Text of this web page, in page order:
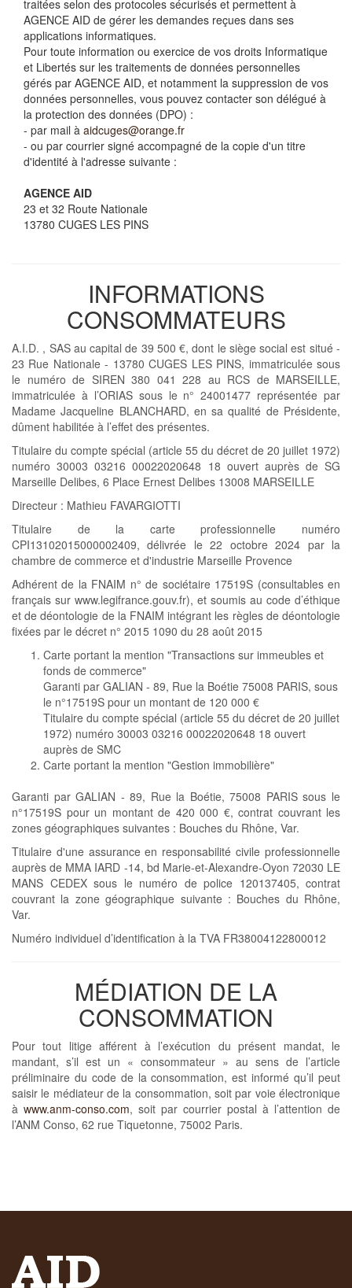
traitées selon des protocoles sécurisés et permettent à
AGENCE AID de gérer les demandes reçues dans ses
applications informatiques.
Pour toute information ou exercice de vos droits Informatique
et Libertés sur les traitements de données personnelles
gérés par AGENCE AID, et notamment la suppression de vos
données personnelles, vous pouvez contacter son délégué à
la protection des données (DPO) :
- par mail à aidcuges@orange.fr
- ou par courrier signé accompagné de la copie d'un titre
d'identité à l'adresse suivante :
AGENCE AID
23 et 32 Route Nationale
13780 CUGES LES PINS
INFORMATIONS
CONSOMMATEURS
A.I.D. , SAS au capital de 39 500 €, dont le siège social est situé -
23 Rue Nationale - 13780 CUGES LES PINS, immatriculée sous
le numéro de SIREN 380 041 228 au RCS de MARSEILLE,
immatriculée à l’ORIAS sous le n° 24001477 représentée par
Madame Jacqueline BLANCHARD, en sa qualité de Présidente,
dûment habilitée à l’effet des présentes.
Titulaire du compte spécial (article 55 du décret de 20 juillet 1972)
numéro 30003 03216 00022020648 18 ouvert auprès de SG
Marseille Delibes, 6 Place Ernest Delibes 13008 MARSEILLE
Directeur : Mathieu FAVARGIOTTI
Titulaire de la carte professionnelle numéro
CPI13102015000002409, délivrée le 22 octobre 2024 par la
chambre de commerce et d'industrie Marseille Provence
Adhérent de la FNAIM n° de sociétaire 17519S (consultables en
français sur www.legifrance.gouv.fr), et soumis au code d’éthique
et de déontologie de la FNAIM intégrant les règles de déontologie
fixées par le décret n° 2015 1090 du 28 août 2015
Carte portant la mention "Transactions sur immeubles et
fonds de commerce"
Garanti par GALIAN - 89, Rue la Boétie 75008 PARIS, sous
le n°17519S pour un montant de 120 000 €
Titulaire du compte spécial (article 55 du décret de 20 juillet
1972) numéro 30003 03216 00022020648 18 ouvert
auprès de SMC
Carte portant la mention "Gestion immobilière"
Garanti par GALIAN - 89, Rue la Boétie, 75008 PARIS sous le
n°17519S pour un montant de 420 000 €, contrat couvrant les
zones géographiques suivantes : Bouches du Rhône, Var.
Titulaire d'une assurance en responsabilité civile professionnelle
auprès de MMA IARD -14, bd Marie-et-Alexandre-Oyon 72030 LE
MANS CEDEX sous le numéro de police 120137405, contrat
couvrant la zone géographique suivante : Bouches du Rhône,
Var.
Numéro individuel d’identification à la TVA FR38004122800012
MÉDIATION DE LA
CONSOMMATION
Pour tout litige afférent à l’exécution du présent mandat, le
mandant, s’il est un « consommateur » au sens de l’article
préliminaire du code de la consommation, est informé qu’il peut
saisir le médiateur de la consommation, soit par voie électronique
à www.anm-conso.com, soit par courrier postal à l’attention de
l’ANM Conso, 62 rue Tiquetonne, 75002 Paris.